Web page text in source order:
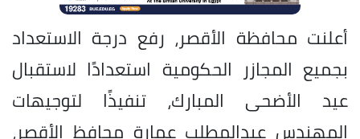
أعلنت محافظة الأقصر، رفع درجة الاستعداد
بجميع المجازر الحكومية استعدادًا لاستقبال
عيد الأضحى المبارك، تنفيذًا لتوجيهات
المهندس عبدالمطلب عمارة محافظ الأقصر،